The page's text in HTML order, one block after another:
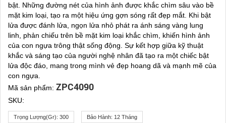
bật. Những đường nét của hình ảnh được khắc chìm sâu vào bề
mặt kim loại, tạo ra một hiệu ứng gợn sóng rất đẹp mắt. Khi bật
lửa được đánh lửa, ngọn lửa nhỏ phát ra ánh sáng vàng lung
linh, phản chiếu trên bề mặt kim loại khắc chìm, khiến hình ảnh
của con ngựa trông thật sống động. Sự kết hợp giữa kỹ thuật
khắc và sáng tạo của người nghệ nhân đã tạo ra một chiếc bật
lửa độc đáo, mang trong mình vẻ đẹp hoang dã và mạnh mẽ của
con ngựa.
Mã sản phẩm: ZPC4090
SKU:
Trọng Lượng(gr): 300 Bảo Hành: 12 Tháng